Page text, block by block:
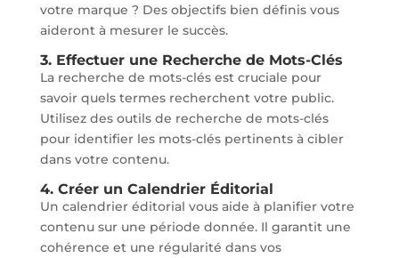
votre marque ? Des objectifs bien définis vous
aideront à mesurer le succès.
3. Effectuer une Recherche de Mots-Clés
La recherche de mots-clés est cruciale pour
savoir quels termes recherchent votre public.
Utilisez des outils de recherche de mots-clés
pour identifier les mots-clés pertinents à cibler
dans votre contenu.
4. Créer un Calendrier Éditorial
Un calendrier éditorial vous aide à planifier votre
contenu sur une période donnée. Il garantit une
cohérence et une régularité dans vos